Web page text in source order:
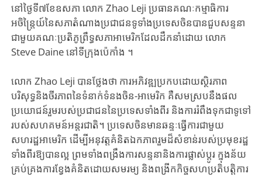
នៅថ្ងៃទី៧ខែឧសភា លោក Zhao Leji ប្រធានគណៈកម្មាធិការ
អចិន្ត្រៃយ៍នៃសភាតំណាងប្រជាជនទូទាំងប្រទេស​ចិនបានជួបសន្ទនា
ជាមួយគណៈប្រតិភូព្រឹទ្ធសភាអាមេរិកដែលដឹកនាំដោយ លោក
Steve Daine នៅទីក្រុងប៉េកាំង ។
លោក Zhao Leji បានថ្លែងថា ការអភិវឌ្ឍប្រកបដោយស្ថិរភាព
បរិសុទ្ធនិងចីរភាពនៃទំនាក់ទំនងចិន-អាមេរិក គឺសមស្របនឹងផល
ប្រយោជន៍រួមរបស់ប្រជាជននៃប្រទេសទាំងពីរ និងការរំពឹងទុកជាទូទៅ
របស់សហគមន៍អន្តរជាតិ។ ប្រទេសចិនមានឆន្ទៈធ្វើការជាមួយ
សហរដ្ឋអាមេរិក ដើម្បីអនុវត្តគំនិតឯកភាពរួមដ៏សំខាន់របស់ប្រមុខរដ្ឋ
ទាំងពីរឱ្យបានល្អ ព្រមទាំងពង្រឹងការសន្ទនានិងការផ្លាស់ប្តូរ ក្នុងន័យ
គ្រប់គ្រងការខ្វែងគំនិតដោយសមរម្យ និងពង្រីកកិច្ចសហប្រតិបត្តិការ